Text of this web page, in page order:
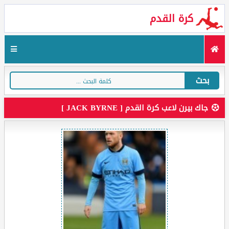
كرة القدم
بحث
جاك بيرن لاعب كرة القدم [ JACK BYRNE ]